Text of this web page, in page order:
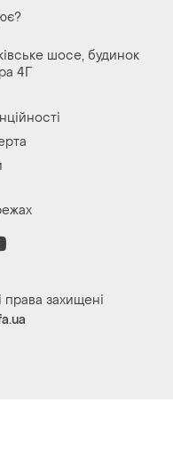
шосе, будинок
4Г
права захищені